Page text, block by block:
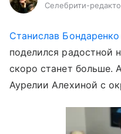
Селебрити-
Станислав Бондаренко
поделился радостной
скоро станет больше.
Аурелии Алехиной с